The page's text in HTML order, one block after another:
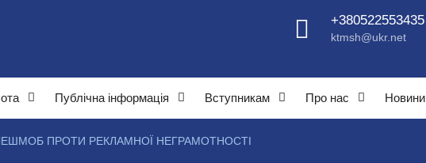
+380522553435
ktmsh@ukr.net
Публічна інформація Вступникам Про нас Новини
ПРОТИ РЕКЛАМНОЇ НЕГРАМОТНОСТІ